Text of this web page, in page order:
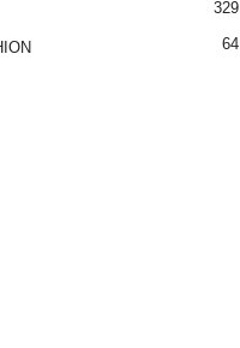
329
64